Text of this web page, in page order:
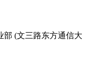
部 (文三路东方通信大